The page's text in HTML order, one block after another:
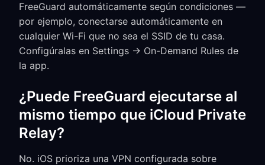
FreeGuard automáticamente según condiciones —
por ejemplo, conectarse automáticamente en
cualquier Wi-Fi que no sea el SSID de tu casa.
Configúralas en Settings → On-Demand Rules de
la app.
¿Puede FreeGuard ejecutarse al
mismo tiempo que iCloud Private
Relay?
No. iOS prioriza una VPN configurada sobre